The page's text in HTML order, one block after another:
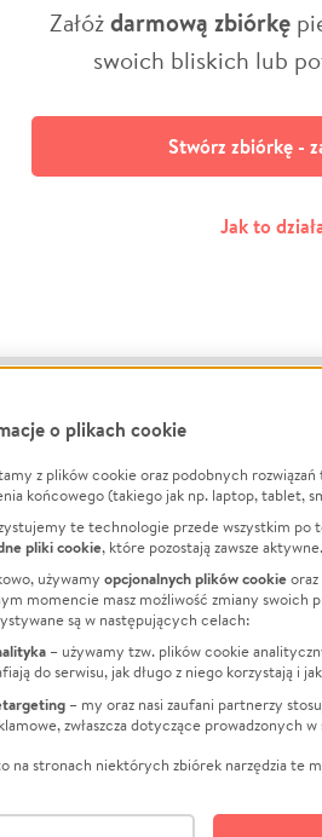
Załóżdarmową zbiórkę
swoich bliskich lub
Stwórz zbiórkę -
Jak to
Instagram
Youtube
Jak to
o plikach cookie
z plików cookie oraz podobnych
końcowego (takiego jak np. laptop, tablet,
te technologie przede wszystkim po
pliki cookie, które pozostają zawsze aktywne.
używamy opcjonalnych plików cookie
momencie masz możliwość zmiany swoich
są w następujących celach:
– używamy tzw. plików cookie
do serwisu, jak długo z niego korzystają i
– my oraz nasi zaufani partnerzy
zwłaszcza dotyczące prowadzonych
na stronach niektórych zbiórek narzędzia te